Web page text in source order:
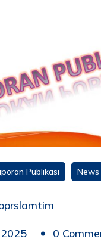
Publikasi News
0